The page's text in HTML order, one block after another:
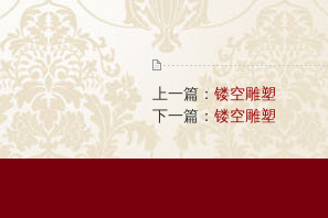
上一篇：镂空雕塑
下一篇： 镂空雕塑